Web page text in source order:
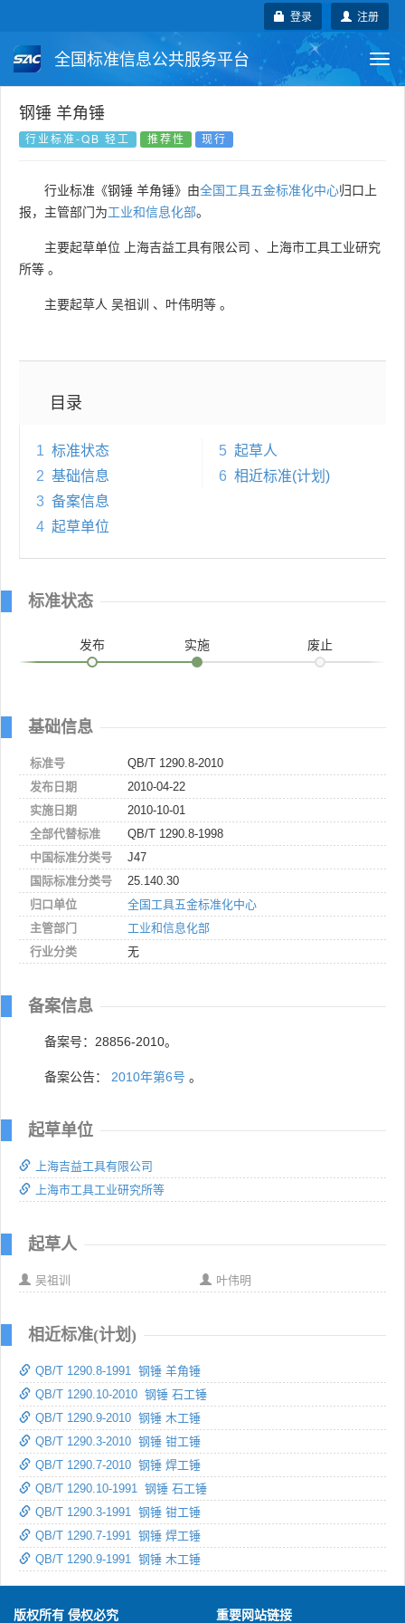
注册
登录
全国标准信息公共服务平台
国家标准
国外标准 技术委员会
钢锤 羊角锤
行业标准-QB 轻工 推荐性 现行
行业标准《钢锤 羊角锤》由全国工具五金标准化中心归口上
报，主管部门为工业和信息化部。
主要起草单位 上海吉益工具有限公司 、
上海市工具工业研究
所等 。
主要起草人 吴祖训 、 叶伟明等 。
目录
1 标准状态
2 基础信息
3 备案信息
4 起草单位
5 起草人
6 相近标准(计划)
标准状态
发布 实施 废止
基础信息
标准号
QB/T 1290.8-2010
发布日期
2010-04-22
实施日期
2010-10-01
全部代替标准
QB/T 1290.8-1998
中国标准分类号
J47
国际标准分类号
25.140.30
归口单位
全国工具五金标准化中心
主管部门
工业和信息化部
行业分类
无
备案信息
备案号：28856-2010。
备案公告： 2010年第6号 。
起草单位
上海吉益工具有限公司
上海市工具工业研究所等
起草人
吴祖训 叶伟明
相近标准(计划)
QB/T 1290.8-1991 钢锤 羊角锤
QB/T 1290.10-2010 钢锤 石工锤
QB/T 1290.9-2010 钢锤 木工锤
QB/T 1290.3-2010 钢锤 钳工锤
QB/T 1290.7-2010 钢锤 焊工锤
QB/T 1290.10-1991 钢锤 石工锤
QB/T 1290.3-1991 钢锤 钳工锤
QB/T 1290.7-1991 钢锤 焊工锤
QB/T 1290.9-1991 钢锤 木工锤
版权所有 侵权必究 重要网站链接